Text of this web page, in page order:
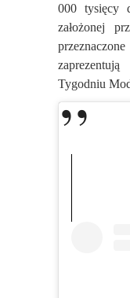
000 tysięcy
założonej
Tygodniu